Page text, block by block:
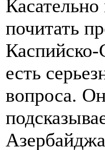
почитать
Каспийско-
есть
вопроса.